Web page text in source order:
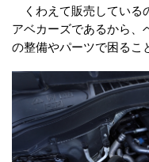
くわえて販売している
アベカーズであるから、
の整備やパーツで困るこ